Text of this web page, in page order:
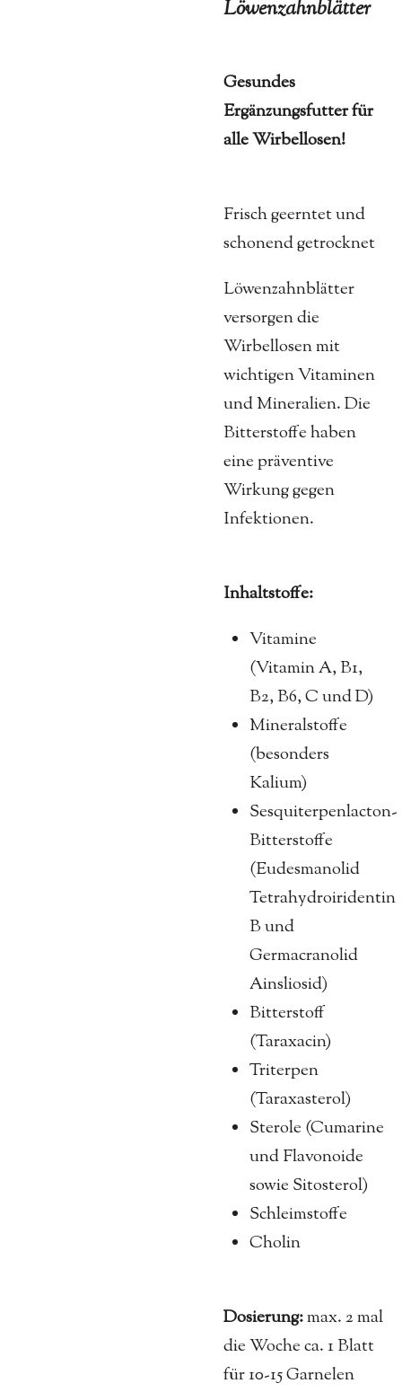
Löwenzahnblätter
Gesundes
Ergänzungsfutter für
alle Wirbellosen!
Frisch geerntet und
schonend getrocknet
Löwenzahnblätter
versorgen die
Wirbellosen mit
wichtigen Vitaminen
und Mineralien. Die
Bitterstoffe haben
eine präventive
Wirkung gegen
Infektionen.
Inhaltstoffe:
Vitamine
(Vitamin A, B1,
B2, B6, C und D)
Mineralstoffe
(besonders
Kalium)
Sesquiterpenlacton-
Bitterstoffe
(Eudesmanolid
Tetrahydroiridentin
B und
Germacranolid
Ainsliosid)
Bitterstoff
(Taraxacin)
Triterpen
(Taraxasterol)
Sterole (Cumarine
und Flavonoide
sowie Sitosterol)
Schleimstoffe
Cholin
Dosierung:max. 2 mal
die Woche ca. 1 Blatt
für 10-15 Garnelen